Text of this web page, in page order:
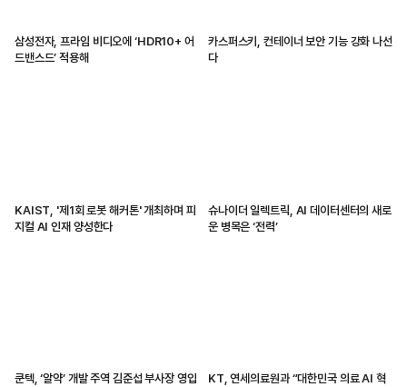
삼성전자, 프라임 비디오에 ‘HDR10+ 어
드밴스드’ 적용해
카스퍼스키, 컨테이너 보안 기능 강화 나선
다
KAIST, '제1회 로봇 해커톤' 개최하며 피
지컬 AI 인재 양성한다
슈나이더 일렉트릭, AI 데이터센터의 새로
운 병목은 ‘전력’
쿤텍, ‘알약’ 개발 주역 김준섭 부사장 영입
KT, 연세의료원과 “대한민국 의료 AI 혁